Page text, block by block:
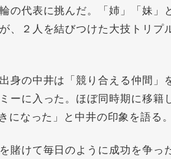
の代表に挑んだ。「姉」「妹」
、２人を結びつけた大技トリプ
の中井は「競り合える仲間」
ーに入った。ほぼ同時期に移籍
なった」と中井の印象を語る。
けて毎日のように成功を争っ